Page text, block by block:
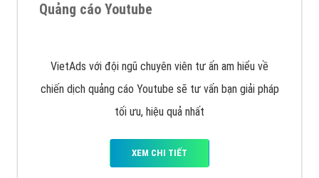
Quảng cáo Youtube
VietAds với đội ngũ chuyên viên tư ấn am hiểu về
chiến dịch quảng cáo Youtube sẽ tư vấn bạn giải pháp
tối ưu, hiệu quả nhất
XEM CHI TIẾT